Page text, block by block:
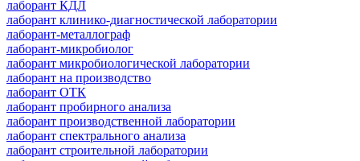
лаборант КДЛ
лаборант клинико-диагностической лаборатории
лаборант-металлограф
лаборант-микробиолог
лаборант микробиологической лаборатории
лаборант на производство
лаборант ОТК
лаборант пробирного анализа
лаборант производственной лаборатории
лаборант спектрального анализа
лаборант строительной лаборатории